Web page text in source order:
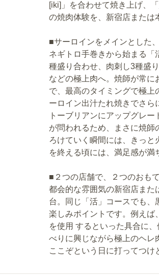
[iki]」を合わせて焼き上げ、
の焼肉体験を、新宿店または
■サーロインをメインとした
ネギトロ手巻きから始まる
種盛り合わせ、肉刺し3種盛
などの極上肉へ。焼師が常
で、最高のタイミングで極上
ーロイン出汁たれ焼きでさら
トーブリアンにアップグレ
が問われるため、まさに焼師
ろけていく瞬間には、きっと
を終える頃には、満足感が満
■２つの店舗で、２つのおも
都会的な雰囲気の新宿店また
台。同じ「活」コースでも、
楽しみポイントです。例えば
を使用 するといった具合に
べりに興じながら極上のヘレ
ここぞという日に打ってつけ